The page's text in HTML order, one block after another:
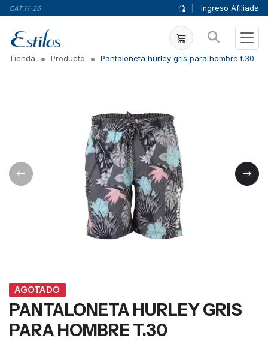
CAT.11-26 Ingreso Afiliada
Tienda Producto Pantaloneta hurley gris para hombre t.30
AGOTADO
PANTALONETA HURLEY GRIS
PARA HOMBRE T.30